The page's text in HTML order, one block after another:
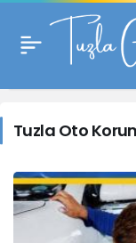
Tuzla
Oto
Tuzla Oto